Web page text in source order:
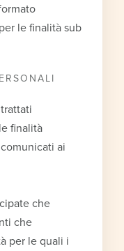
le finalità sub
finalità
ai
che
che
per le quali i